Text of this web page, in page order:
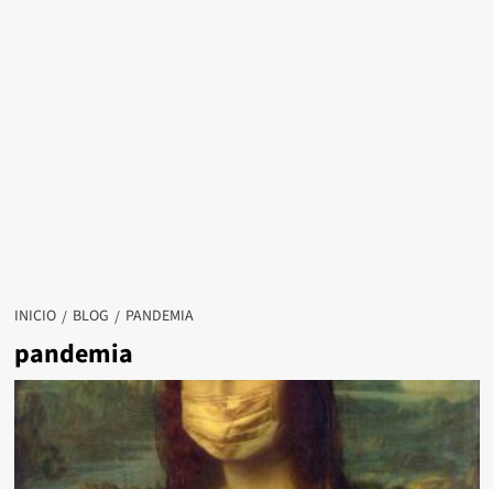
INICIO BLOG PANDEMIA
pandemia